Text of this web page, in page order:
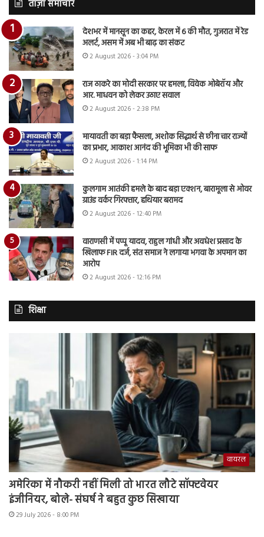
ताज़ा समाचार
देशभर में मानसून का कहर, केरल में 6 की मौत, गुजरात में रेड
अलर्ट, असम में अब भी बाढ़ का संकट
2 August 2026 - 3:04 PM
राज ठाकरे का मोदी सरकार पर हमला, विवेक ओबेरॉय और
आर. माधवन को लेकर उठाए सवाल
2 August 2026 - 2:38 PM
मायावती का बड़ा फैसला, अशोक सिद्धार्थ से छीना चार राज्यों
का प्रभार, आकाश आनंद की भूमिका भी की साफ
2 August 2026 - 1:14 PM
कुलगाम आतंकी हमले के बाद बड़ा एक्शन, बारामूला से ओवर
ग्राउंड वर्कर गिरफ्तार, हथियार बरामद
2 August 2026 - 12:40 PM
वाराणसी में पप्पू यादव, राहुल गांधी और अवधेश प्रसाद के
खिलाफ FIR दर्ज, संत समाज ने लगाया भगवा के अपमान का
आरोप
2 August 2026 - 12:16 PM
शिक्षा
वायरल
अमेरिका में नौकरी नहीं मिली तो भारत लौटे सॉफ्टवेयर
इंजीनियर, बोले- संघर्ष ने बहुत कुछ सिखाया
29 July 2026 - 8:00 PM